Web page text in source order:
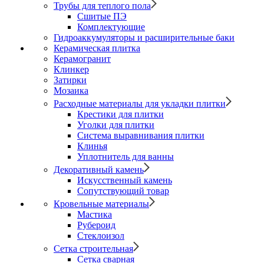
Трубы для теплого пола
Сшитые ПЭ
Комплектующие
Гидроаккумуляторы и расширительные баки
Керамическая плитка
Керамогранит
Клинкер
Затирки
Мозаика
Расходные материалы для укладки плитки
Крестики для плитки
Уголки для плитки
Система выравнивания плитки
Клинья
Уплотнитель для ванны
Декоративный камень
Искусственный камень
Сопутствующий товар
Кровельные материалы
Мастика
Рубероид
Стеклоизол
Сетка строительная
Сетка сварная